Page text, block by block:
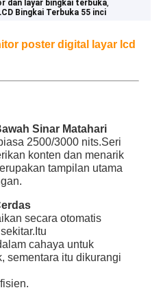
dan layar bingkai terbuka,
Bingkai Terbuka 55 inci
poster digital layar lcd
Sinar Matahari
2500/3000 nits.Seri
konten dan menarik
tampilan utama
secara otomatis
cahaya untuk
sementara itu dikurangi